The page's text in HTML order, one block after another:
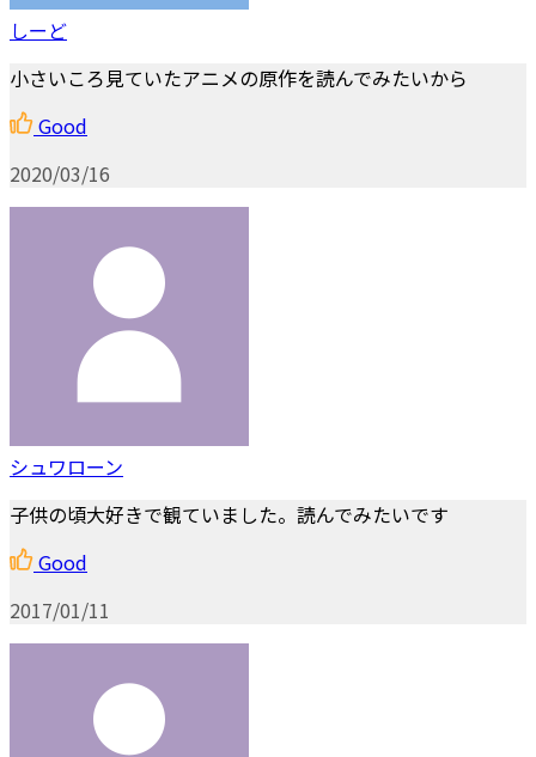
しーど
小さいころ見ていたアニメの原作を読んでみたいから
Good
2020/03/16
シュワローン
子供の頃大好きで観ていました。読んでみたいです
Good
2017/01/11